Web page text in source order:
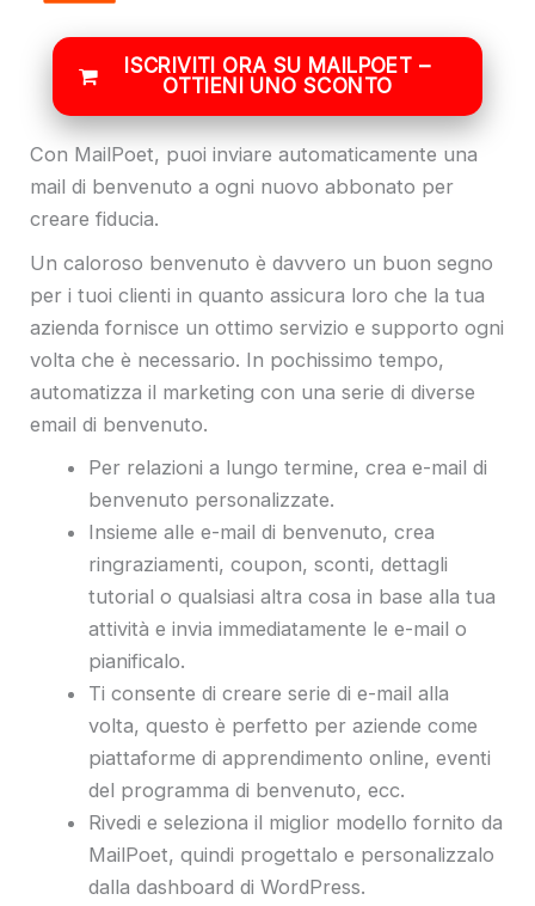
ISCRIVITI ORA SU MAILPOET –
OTTIENI UNO SCONTO
Con MailPoet, puoi inviare automaticamente una
mail di benvenuto a ogni nuovo abbonato per
creare fiducia.
Un caloroso benvenuto è davvero un buon segno
per i tuoi clienti in quanto assicura loro che la tua
azienda fornisce un ottimo servizio e supporto ogni
volta che è necessario. In pochissimo tempo,
automatizza il marketing con una serie di diverse
email di benvenuto.
Per relazioni a lungo termine, crea e-mail di
benvenuto personalizzate.
Insieme alle e-mail di benvenuto, crea
ringraziamenti, coupon, sconti, dettagli
tutorial o qualsiasi altra cosa in base alla tua
attività e invia immediatamente le e-mail o
pianificalo.
Ti consente di creare serie di e-mail alla
volta, questo è perfetto per aziende come
piattaforme di apprendimento online, eventi
del programma di benvenuto, ecc.
Rivedi e seleziona il miglior modello fornito da
MailPoet, quindi progettalo e personalizzalo
dalla dashboard di WordPress.